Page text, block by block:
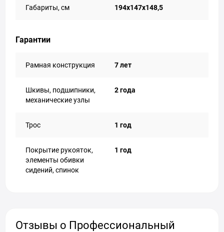
Габариты, см 194x147x148,5
Гарантии
Рамная конструкция 7 лет
Шкивы, подшипники,
механические узлы
2 года
Трос 1 год
Покрытие рукояток,
элементы обивки
сидений, спинок
1 год
Отзывы о Профессиональный